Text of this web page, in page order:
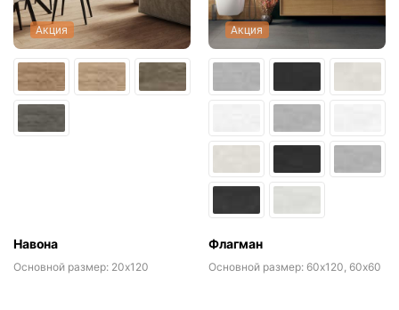
Акция
Навона
Основной размер: 20x120
Акция
Флагман
Основной размер: 60x120, 60x60